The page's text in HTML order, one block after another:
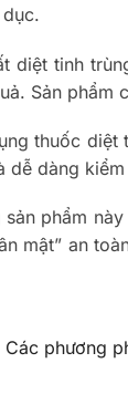
diệt tinh
Sản phẩm
thuốc
dễ dàng
sản phẩm
mật” an
Các phương